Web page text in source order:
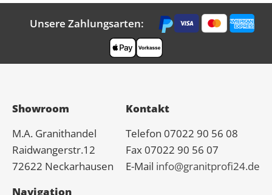
Unsere Zahlungsarten:
Showroom
M.A. Granithandel
Raidwangerstr.12
72622 Neckarhausen
Kontakt
Telefon 07022 90 56 08
Fax 07022 90 56 07
E-Mail info@granitprofi24.de
Navigation